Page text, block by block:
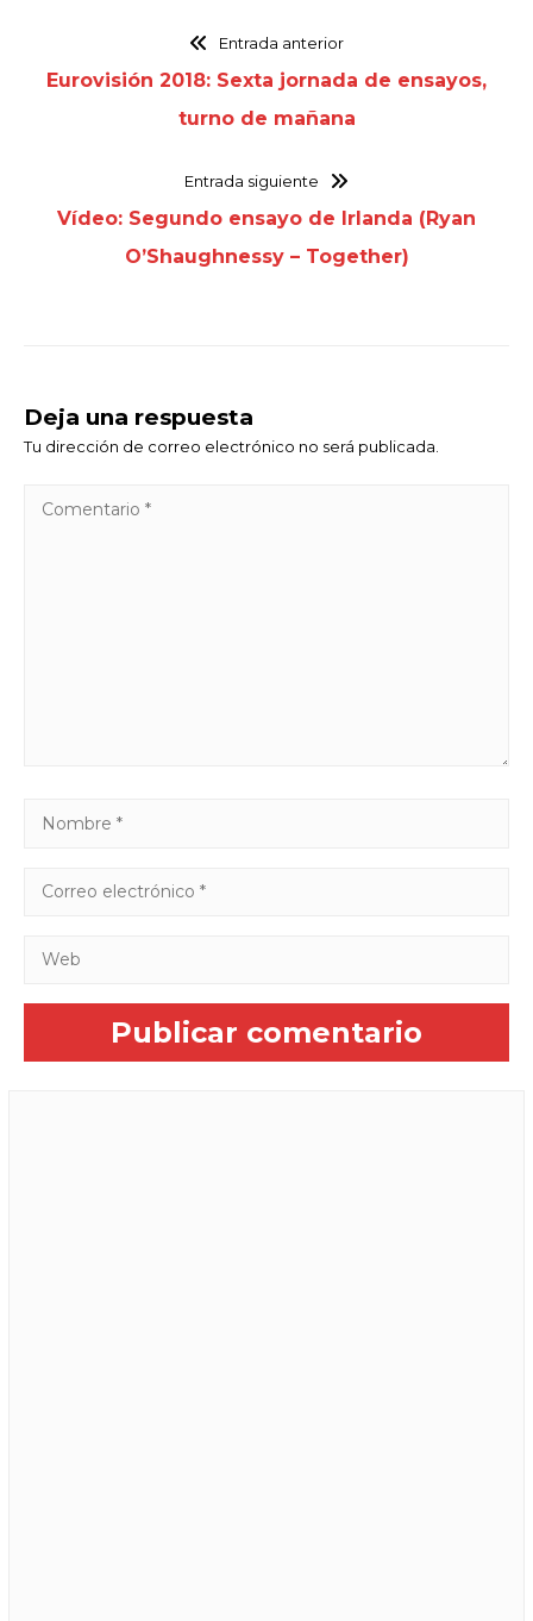
Entrada anterior
Eurovisión 2018: Sexta jornada de ensayos,
turno de mañana
Entrada siguiente
Vídeo: Segundo ensayo de Irlanda (Ryan
O’Shaughnessy – Together)
Deja una respuesta
Tu dirección de correo electrónico no será publicada.